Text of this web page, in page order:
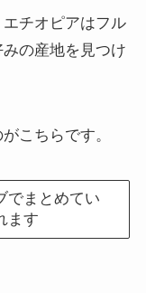
チオピアはフル
の産地を見つけ
こちらです。
でまとめてい
ます